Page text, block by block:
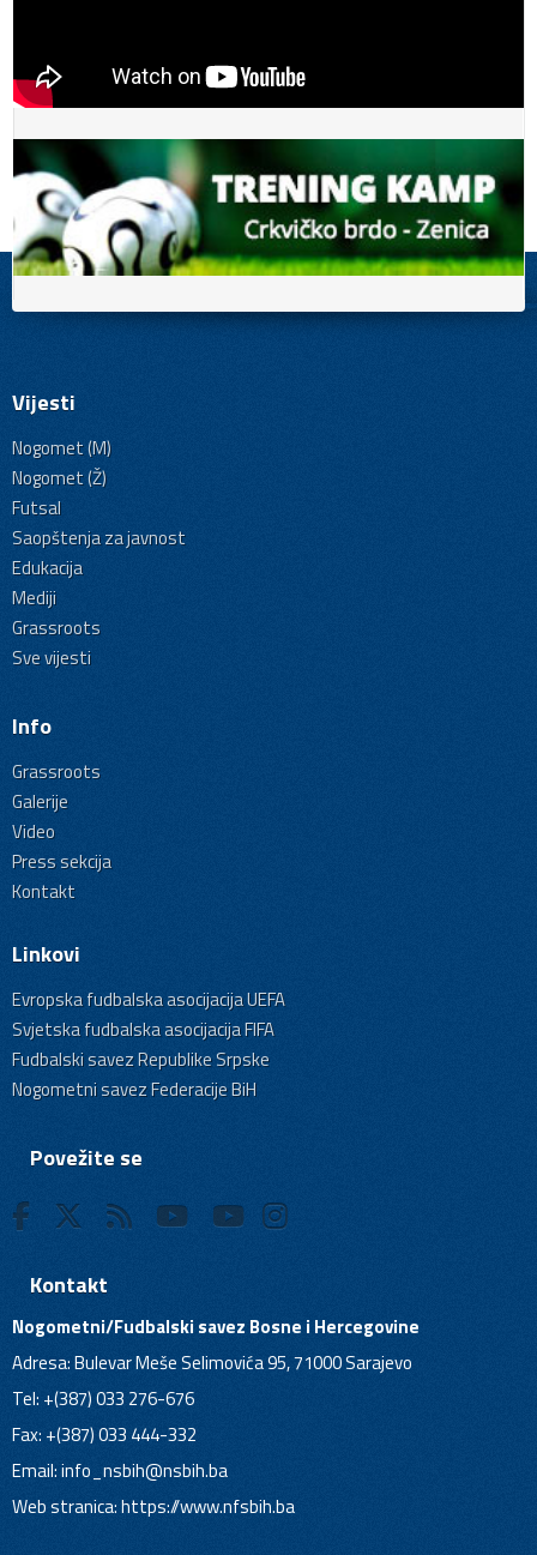
Vijesti
Nogomet (M)
Nogomet (Ž)
Futsal
Saopštenja za javnost
Edukacija
Mediji
Grassroots
Sve vijesti
Info
Grassroots
Galerije
Video
Press sekcija
Kontakt
Linkovi
Evropska fudbalska asocijacija UEFA
Svjetska fudbalska asocijacija FIFA
Fudbalski savez Republike Srpske
Nogometni savez Federacije BiH
Povežite se
Kontakt
Nogometni/Fudbalski savez Bosne i Hercegovine
Adresa: Bulevar Meše Selimovića 95, 71000 Sarajevo
Tel: +(387) 033 276-676
Fax: +(387) 033 444-332
Email:info_nsbih@nsbih.ba
Web stranica: https://www.nfsbih.ba